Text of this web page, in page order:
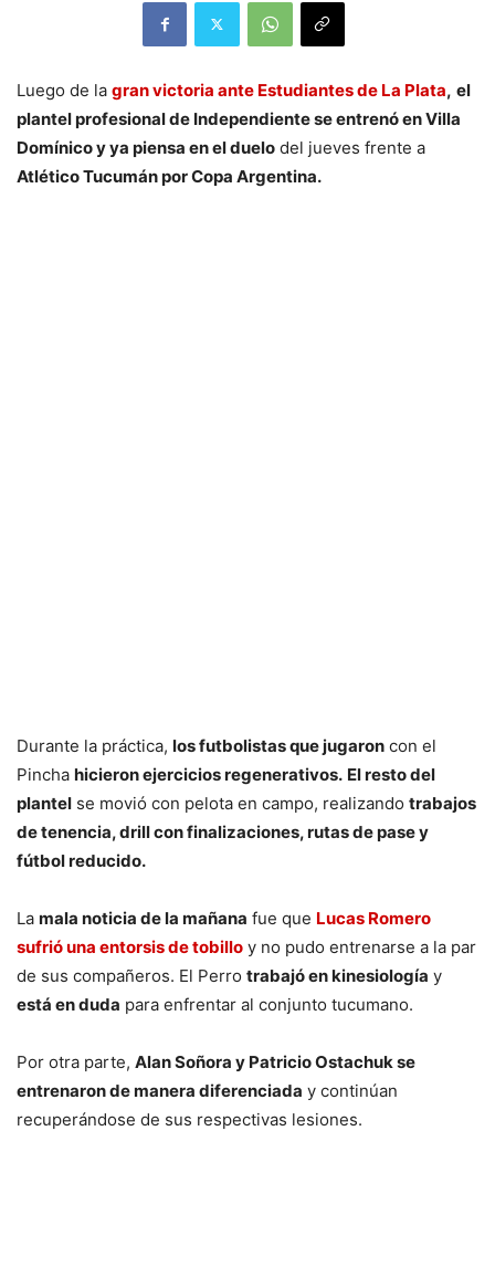
Luego de la gran victoria ante Estudiantes de La Plata, el
plantel profesional de Independiente se entrenó en Villa
Domínico y ya piensa en el duelo del jueves frente a
Atlético Tucumán por Copa Argentina.
Durante la práctica, los futbolistas que jugaron con el
Pincha hicieron ejercicios regenerativos. El resto del
plantel se movió con pelota en campo, realizando trabajos
de tenencia, drill con finalizaciones, rutas de pase y
fútbol reducido.
La mala noticia de la mañana fue que Lucas Romero
sufrió una entorsis de tobillo y no pudo entrenarse a la par
de sus compañeros. El Perro trabajó en kinesiología y
está en duda para enfrentar al conjunto tucumano.
Por otra parte, Alan Soñora y Patricio Ostachuk se
entrenaron de manera diferenciada y continúan
recuperándose de sus respectivas lesiones.